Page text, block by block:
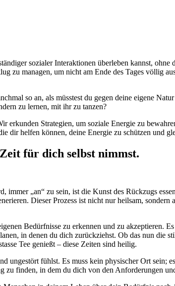
sozialer Interaktionen überleben kannst,
zu managen, um nicht am Ende des Tages völlig
so an, als müsstest du gegen deine eigene
zu lernen, mit ihr zu tanzen?
Strategien, um soziale Energie zu
dir helfen können, deine Energie zu schützen und
für dich selbst nimmst.
„an“ zu sein, ist die Kunst des Rückzugs
Dieser Prozess ist nicht nur heilsam,
Bedürfnisse zu erkennen und zu akzeptieren.
in denen du dich zurückziehst. Ob das nun die
Tee genießt – diese Zeiten sind heilig.
ungestört fühlst. Es muss kein physischer Ort sein;
zu finden, in dem du dich von den Anforderungen